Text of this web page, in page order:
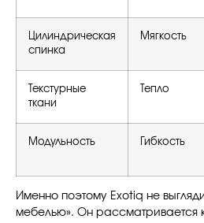
Цилиндрическая
спинка
Мягкость
Текстурные
ткани
Тепло
Модульность Гибкость
Именно поэтому Exotiq не
мебелью». Он рассматривается